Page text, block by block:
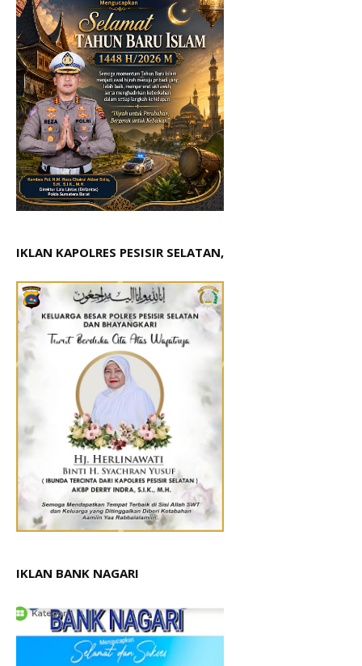
IKLAN KAPOLRES PESISIR SELATAN,
IKLAN BANK NAGARI